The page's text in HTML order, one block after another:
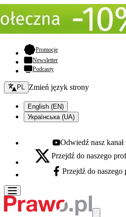
Promocje- otwiera się w nowej karcie
Newsletter
Podcasty
Zmień język - bieżący:
PL Zmień język strony
English (EN)
Українська (UA)
Youtube - otwiera się w nowej
Odwiedź nasz
X - otwiera się w nowej karcie
Przejdź do naszego
Facebook - otwiera się w nowej
Przejdź do